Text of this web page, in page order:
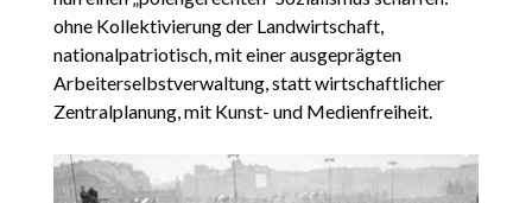
ohne Kollektivierung der Landwirtschaft,
nationalpatriotisch, mit einer ausgeprägten
Arbeiterselbstverwaltung, statt wirtschaftlicher
Zentralplanung, mit Kunst- und Medienfreiheit.